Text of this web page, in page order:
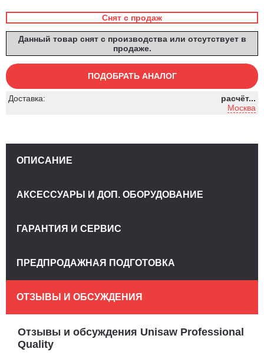
Снят с продаж
Данный товар снят с производства или отсутствует в
продаже.
ПОДОБРАТЬ АНАЛОГ
Доставка:
расчёт...
Москва
Отзывы и обсуждения Unisaw Professional
Quality
ОПИСАНИЕ
АКСЕССУАРЫ И ДОП. ОБОРУДОВАНИЕ
ГАРАНТИЯ И СЕРВИС
ПРЕДПРОДАЖНАЯ ПОДГОТОВКА
ОТЗЫВЫ И ОБСУЖДЕНИЯ